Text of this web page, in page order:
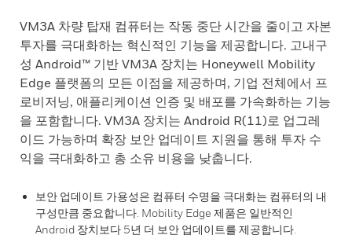
VM3A 차량 탑재 컴퓨터는 작동 중단 시간을 줄이고 자본
투자를 극대화하는 혁신적인 기능을 제공합니다. 고내구
성 Android™ 기반 VM3A 장치는 Honeywell Mobility
Edge 플랫폼의 모든 이점을 제공하며, 기업 전체에서 프
로비저닝, 애플리케이션 인증 및 배포를 가속화하는 기능
을 포함합니다. VM3A 장치는 Android R(11)로 업그레
이드 가능하며 확장 보안 업데이트 지원을 통해 투자 수
익을 극대화하고 총 소유 비용을 낮춥니다.
보안 업데이트 가용성은 컴퓨터 수명을 극대화는 컴퓨터의 내
구성만큼 중요합니다. Mobility Edge 제품은 일반적인
Android 장치보다 5년 더 보안 업데이트를 제공합니다.